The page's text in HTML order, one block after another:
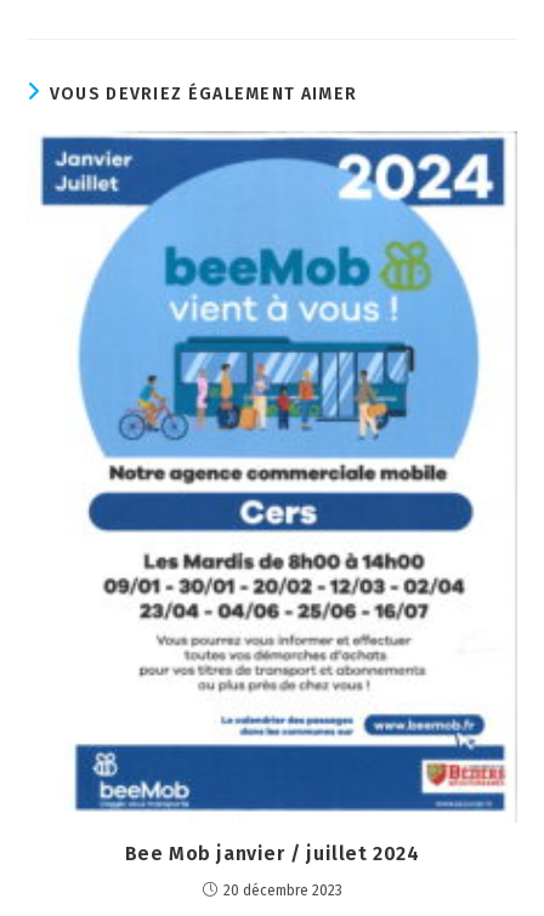
VOUS DEVRIEZ ÉGALEMENT AIMER
Bee Mob janvier / juillet 2024
20 décembre 2023